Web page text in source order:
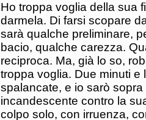
Ho troppa voglia della sua
darmela. Di farsi scopare
sarà qualche preliminare,
bacio, qualche carezza.
reciproca. Ma, già lo so,
troppa voglia. Due minuti
spalancate, e io sarò
incandescente contro la
colpo solo, con irruenza,